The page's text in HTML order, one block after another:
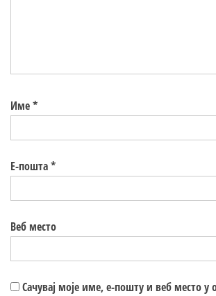
Име*
Е-пошта*
Веб место
Сачувај моје име, е-пошту и веб место у